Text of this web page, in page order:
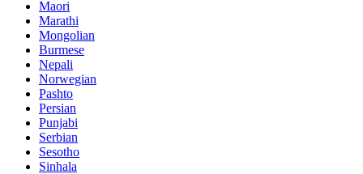
Maori
Marathi
Mongolian
Burmese
Nepali
Norwegian
Pashto
Persian
Punjabi
Serbian
Sesotho
Sinhala